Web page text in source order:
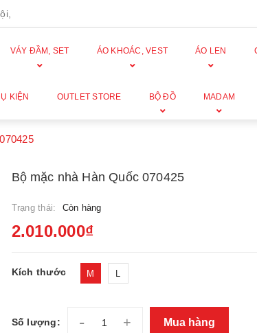
VÁY ĐẦM, SET ÁO KHOÁC, VEST ÁO LEN
KIỆN OUTLET STORE BỘ ĐỒ MADAM
Bộ mặc nhà Hàn Quốc 070425
Trạng thái: Còn hàng
2.010.000₫
Kích thước M L
Số lượng: - + Mua hàng